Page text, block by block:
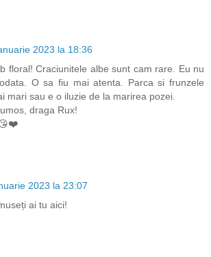
2023 la 18:36
floral! Craciunitele albe sunt cam rare. Eu nu
O sa fiu mai atenta. Parca si frunzele
mari sau e o iluzie de la marirea pozei.
draga Rux!
2023 la 23:07
ai tu aici!